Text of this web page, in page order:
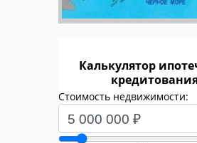
Калькулятор
Стоимость недвижимости: